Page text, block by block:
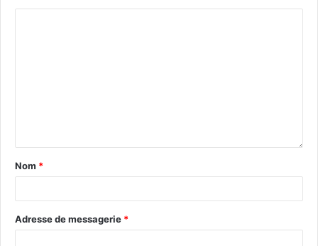
Nom *
Adresse de messagerie *